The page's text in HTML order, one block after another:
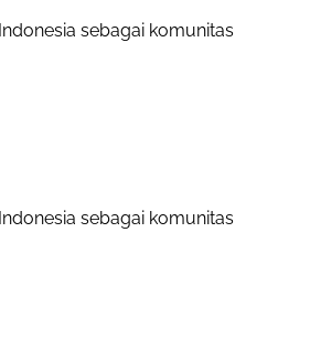
sebagai komunitas
sebagai komunitas